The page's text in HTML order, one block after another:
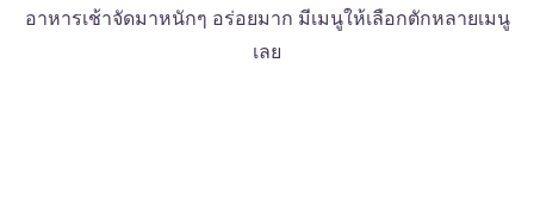
อาหารเช้าจัดมาหนักๆ อร่อยมาก มีเมนูให้เลือกตักหลายเมนู
เลย